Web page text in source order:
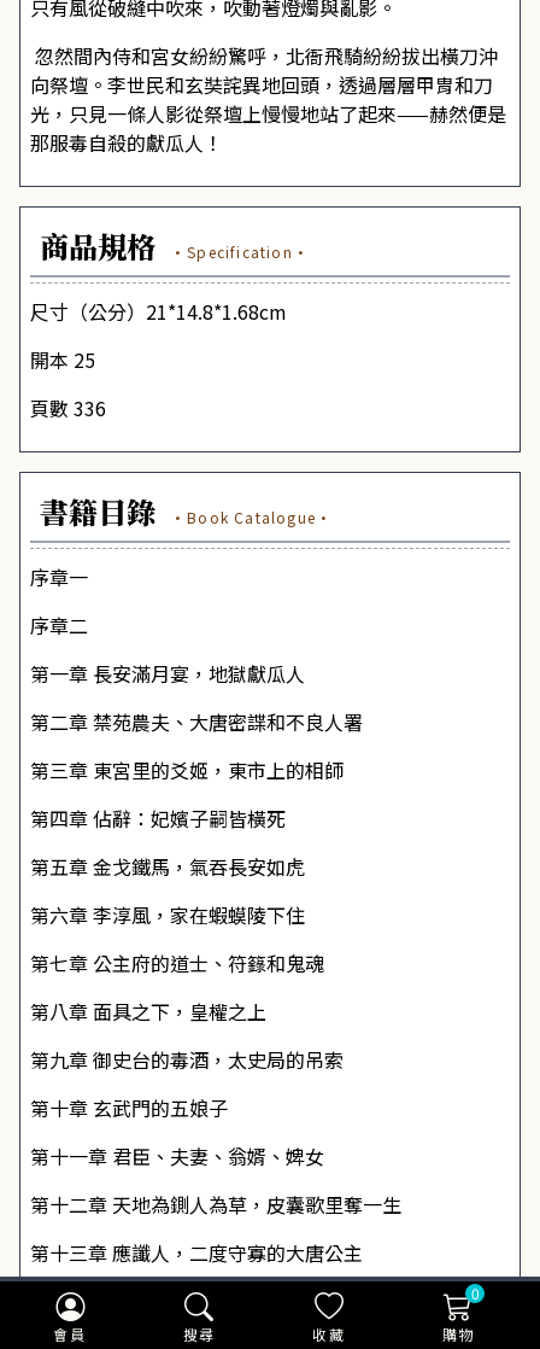
會員 搜尋 收藏
0
購物
只有風從破縫中吹來，吹動著燈燭與亂影。
忽然間內侍和宮女紛紛驚呼，北衙飛騎紛紛拔出橫刀沖
向祭壇。李世民和玄奘詫異地回頭，透過層層甲胄和刀
光，只見一條人影從祭壇上慢慢地站了起來——赫然便是
那服毒自殺的獻瓜人！
商品規格 ·Specification·
尺寸（公分）21*14.8*1.68cm
開本 25
頁數 336
書籍目錄 ·Book Catalogue·
序章一
序章二
第一章 長安滿月宴，地獄獻瓜人
第二章 禁苑農夫、大唐密諜和不良人署
第三章 東宮里的爻姬，東市上的相師
第四章 佔辭：妃嬪子嗣皆橫死
第五章 金戈鐵馬，氣吞長安如虎
第六章 李淳風，家在蝦蟆陵下住
第七章 公主府的道士、符籙和鬼魂
第八章 面具之下，皇權之上
第九章 御史台的毒酒，太史局的吊索
第十章 玄武門的五娘子
第十一章 君臣、夫妻、翁婿、婢女
第十二章 天地為鍘人為草，皮囊歌里奪一生
第十三章 應讖人，二度守寡的大唐公主
第十四章 一樁事先張揚的謀殺案